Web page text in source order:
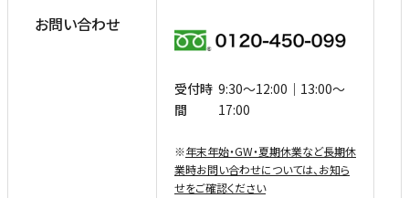
お問い合わせ
受付時
間
9:30〜12:00｜13:00〜
17:00
※年末年始・GW・夏期休業など⻑期休
業時お問い合わせについては、お知ら
せをご確認ください